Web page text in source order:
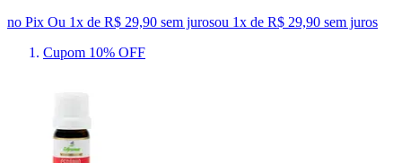
no Pix Ou 1x de R$ 29,90 sem jurosou 1x de R$ 29,90 sem juros
Cupom 10% OFF